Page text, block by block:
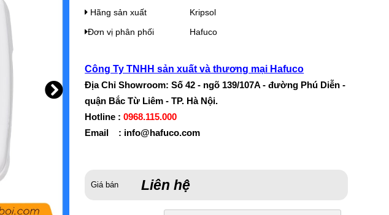
Hãng sản xuất
Kripsol
Đơn vị phân phối
Hafuco
Công Ty TNHH sản xuất và thương mại Hafuco
Địa Chỉ Showroom: Số 42 - ngõ 139/107A - đường Phú Diễn -
quận Bắc Từ Liêm - TP. Hà Nội.
Hotline :0968.115.000
Email : info@hafuco.com
Giá bán Liên hệ